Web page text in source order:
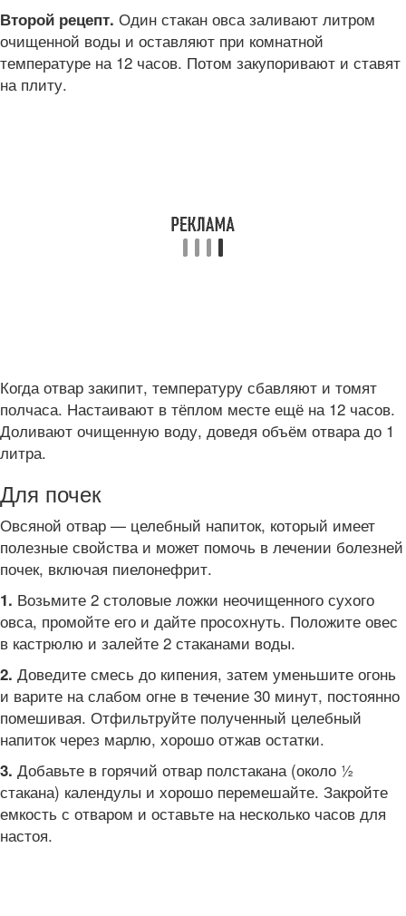
Второй рецепт. Один стакан овса заливают литром
очищенной воды и оставляют при комнатной
температуре на 12 часов. Потом закупоривают и ставят
на плиту.
Когда отвар закипит, температуру сбавляют и томят
полчаса. Настаивают в тёплом месте ещё на 12 часов.
Доливают очищенную воду, доведя объём отвара до 1
литра.
Для почек
Овсяной отвар — целебный напиток, который имеет
полезные свойства и может помочь в лечении болезней
почек, включая пиелонефрит.
1. Возьмите 2 столовые ложки неочищенного сухого
овса, промойте его и дайте просохнуть. Положите овес
в кастрюлю и залейте 2 стаканами воды.
2. Доведите смесь до кипения, затем уменьшите огонь
и варите на слабом огне в течение 30 минут, постоянно
помешивая. Отфильтруйте полученный целебный
напиток через марлю, хорошо отжав остатки.
3. Добавьте в горячий отвар полстакана (около ½
стакана) календулы и хорошо перемешайте. Закройте
емкость с отваром и оставьте на несколько часов для
настоя.